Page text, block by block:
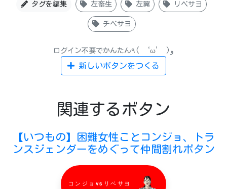
タグを編集 左畜生 左翼 リベサヨ
チベサヨ
ログイン不要でかんたん٩( ‘ω’ )و
新しいボタンをつくる
関連するボタン
【いつもの】困難女性ことコンジョ、トラ
ンスジェンダーをめぐって仲間割れボタン
コンジョvsリベサヨ